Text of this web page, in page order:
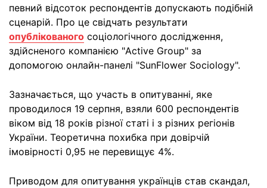
певний відсоток респондентів допускають подібній
сценарій. Про це свідчать результати
опублікованого соціологічного дослідження,
здійсненого компанією "Active Group" за
допомогою онлайн-панелі "SunFlower Sociology".
Зазначається, що участь в опитуванні, яке
проводилося 19 серпня, взяли 600 респондентів
віком від 18 років різної статі і з різних регіонів
України. Теоретична похибка при довірчій
імовірності 0,95 не перевищує 4%.
Приводом для опитування українців став скандал,